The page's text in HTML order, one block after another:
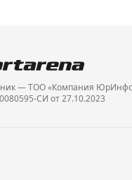
— ТОО «Компания
СИ от 27.10.2023